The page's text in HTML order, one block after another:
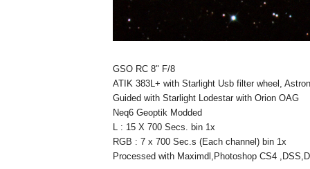
GSO RC 8" F/8
ATIK 383L+ with Starlight Usb filter wheel,
Guided with Starlight Lodestar with Orion OAG
Neq6 Geoptik Modded
L : 15 X 700 Secs. bin 1x
RGB : 7 x 700 Sec.s (Each channel) bin 1x
Processed with Maximdl,Photoshop CS4